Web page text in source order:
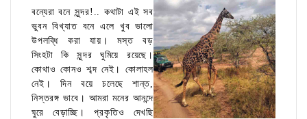
বন্যেরা বনে সুন্দর!.. কথাটা এই সব
ভুবন বিখ্যাত বনে এলে খুব ভালো
উপলব্ধি করা যায়। মস্ত বড়
সিংহটা কি সুন্দর ঘুমিয়ে রয়েছে।
কোথাও কোনও শব্দ নেই। কোলাহল
নেই। দিন বয়ে চলেছে শান্ত,
নিস্তরঙ্গ ভাবে। আমরা মনের আনন্দে
ঘুরে বেড়াচ্ছি। প্রকৃতিও দেখছি